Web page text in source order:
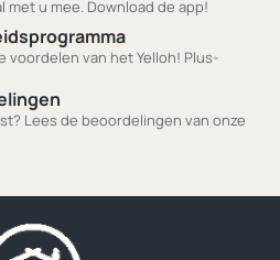
met u mee. Download de app!
voordelen van het Yelloh! Plus-
Lees de beoordelingen van onze